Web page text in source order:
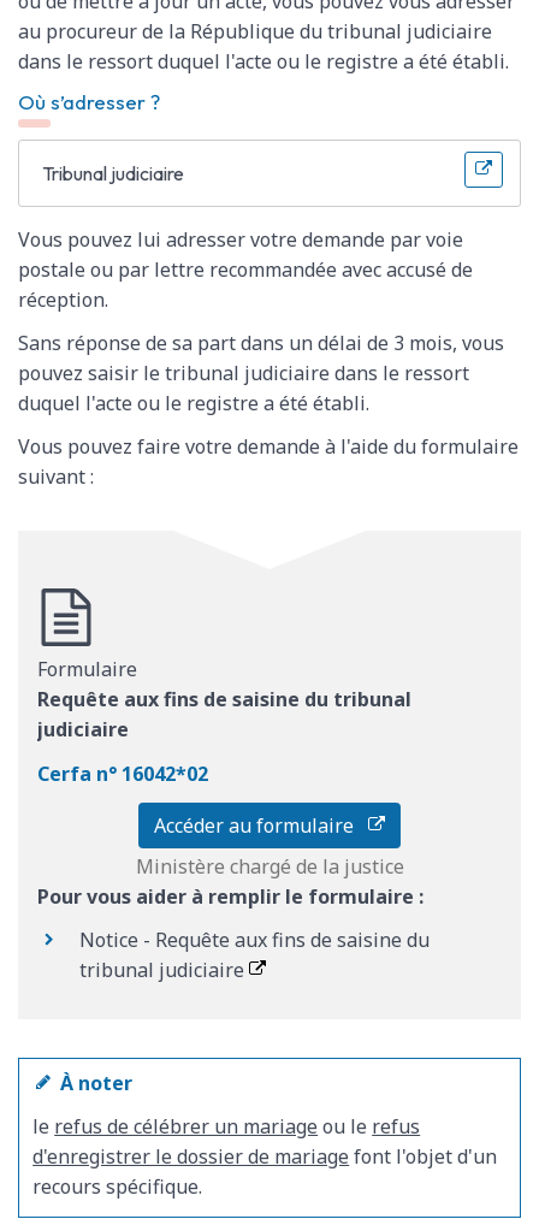
au procureur de la République du tribunal judiciaire
dans le ressort duquel l'acte ou le registre a été établi.
Où s’adresser ?
Tribunal judiciaire
Vous pouvez lui adresser votre demande par voie
postale ou par lettre recommandée avec accusé de
réception.
Sans réponse de sa part dans un délai de 3 mois, vous
pouvez saisir le tribunal judiciaire dans le ressort
duquel l'acte ou le registre a été établi.
Vous pouvez faire votre demande à l'aide du formulaire
suivant :
Formulaire
Requête aux fins de saisine du tribunal
judiciaire
Cerfa n° 16042*02
Accéder au formulaire
Ministère chargé de la justice
Pour vous aider à remplir le formulaire :
Notice - Requête aux fins de saisine du
tribunal judiciaire
À noter
le refus de célébrer un mariage ou le refus
d'enregistrer le dossier de mariage font l'objet d'un
recours spécifique.